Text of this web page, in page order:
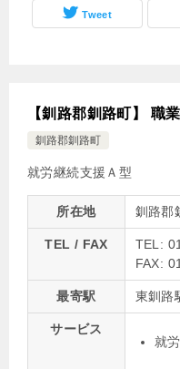
Tweet
【釧路郡釧路町】 職
釧路郡釧路町
就労継続支援Ａ型
所在地 釧路郡
TEL / FAX
TEL:
FAX:
最寄駅 東釧路
サービス
就